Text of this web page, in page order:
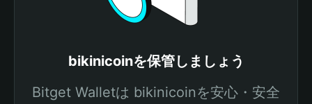
bikinicoinを保管しましょう
Bitget Walletは bikinicoinを安心・安全